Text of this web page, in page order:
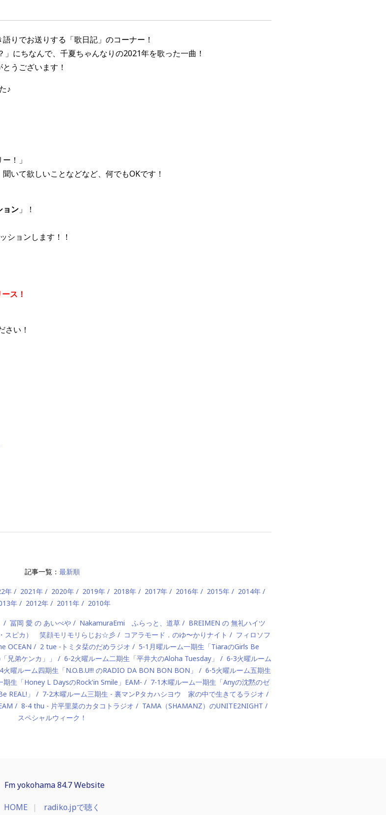
りでお送りする「歌日記」のコーナー！
」にちなんで、千夏ちゃんなりの2021年を歌った一曲！
うございます！
♪
！」
いて欲しいことなどなど、何でもOKです！
ョン 」！
ションします！！
ス！
さい！
記事一覧： 最新順
年 2021年 2020年 2019年 2018年 2017年 2016年 2015年
2014年
年
2012年 2011年 2010年
冨岡 愛 の あいべや NakamuraEmi ふらっと、道草
BREIMEN の 無礼ハイツ
スピカ） 笑顔モリモリらじお☆彡 コアラモード．のゆ〜かりナイト
フィロソフ
OCEAN 2 tue -トミタ栞のだめラジオ
5-1月曜ルーム一期生「TiaraのGirls Be
兄弟ケンカ」」 6-2火曜ルーム二期生「平井大のAloha Tuesday」
6-3火曜ルーム
火曜ルーム四期生「N.O.B.U!!! のRADIO DA BON BON BON」
6-5火曜ルーム五期生
期生「Honey L DaysのRock'in Smile」EAM-
7-1木曜ルーム一期生「Anyの沈黙のゼ
REAL!」
7-2木曜ルーム三期生 - 裏マンPタカハシヨウ 家の中で生きてるラジオ
8-4 thu - 片平里菜のカタコトラジオ
TAMA（SHAMANZ）のUNITE2NIGHT
スペシャルウィーク！
Fm yokohama 84.7 Website
HOME radiko.jpで聴く